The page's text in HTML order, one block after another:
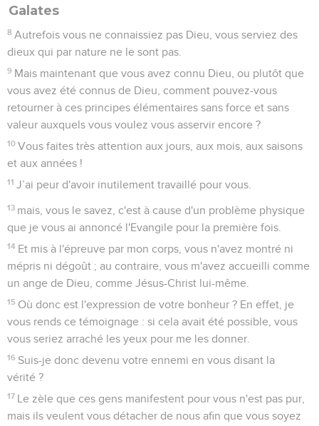
Galates
8 Autrefois vous ne connaissiez pas Dieu, vous serviez des
dieux qui par nature ne le sont pas.
9 Mais maintenant que vous avez connu Dieu, ou plutôt que
vous avez été connus de Dieu, comment pouvez-vous
retourner à ces principes élémentaires sans force et sans
valeur auxquels vous voulez vous asservir encore ?
10 Vous faites très attention aux jours, aux mois, aux saisons
et aux années !
11 J’ai peur d'avoir inutilement travaillé pour vous.
13 mais, vous le savez, c'est à cause d'un problème physique
que je vous ai annoncé l'Evangile pour la première fois.
14 Et mis à l'épreuve par mon corps, vous n'avez montré ni
mépris ni dégoût ; au contraire, vous m'avez accueilli comme
un ange de Dieu, comme Jésus-Christ lui-même.
15 Où donc est l'expression de votre bonheur ? En effet, je
vous rends ce témoignage : si cela avait été possible, vous
vous seriez arraché les yeux pour me les donner.
16 Suis-je donc devenu votre ennemi en vous disant la
vérité ?
17 Le zèle que ces gens manifestent pour vous n'est pas pur,
mais ils veulent vous détacher de nous afin que vous soyez